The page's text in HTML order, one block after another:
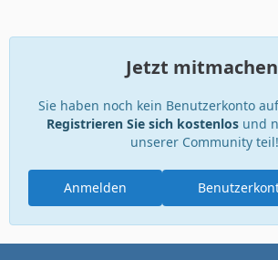
Jetzt
Sie haben noch kein Benutzerkonto
Registrieren Sie sich kostenlosund
unserer Community teil!
Anmelden